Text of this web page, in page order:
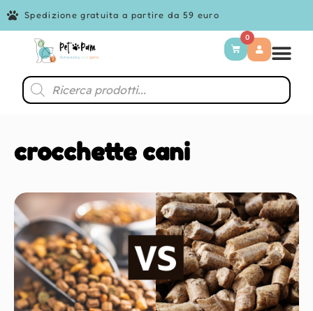
Spedizione gratuita a partire da 59 euro
0
crocchette cani